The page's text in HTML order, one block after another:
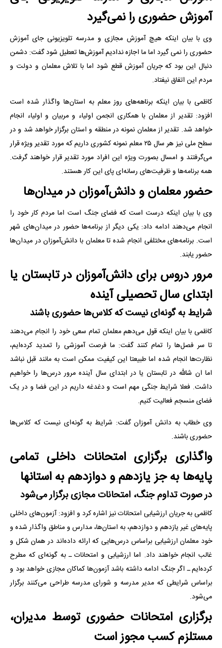
آموزش حضوری را نمی‌گیرد
وی با بیان اینکه هیچ آموزش مجازی و مدرسه تلویزیونی جای آموزش
حضوری را نمی گیرد اما ما اجازه ندادیم آموزش‌ها تعطیل شود گفت: دشمن
دنبال این بود که جریان آموزش قطع شود اما با تلاش معلمان و دولت و
مردم این اتفاق نیفتاد.
کاظمی با بیان اینکه برناهه‌های روز معلم به استان‌ها واگذار شده است
افزود: تقدیر از معلمان با همکاری انجمن اولیاء و مربیان و اولیاء انجام
خواهد شد. تقدیر از معلمان نمونه در منطقه و استان برگزار خواهد شد و در
سطح ملی نیز هر سال ۲۵ معلم نمونه کشوری داریم که مورد تقدیر ویژه قرار
می‌گرفتند و امسال بصورت ویژه این افراد مورد تقدیر قرار خواهند گرفت.
همه برنامه‌ها و ظرفیت‌های رسانه‌ای پای این کار هستند.
حضور معلمان و دانش‌آموزان در میدان‌ها
وی با بیان اینکه درست است که فضای جنگ است اما مردم کار خود را
انجام می‌دهند ادامه داد: یکی دیگر از برنامه‌ها حضور در میدان‌های شهر
است. برنامه‌های مختلفی انجام شده تا معلمان با دانش‌آموزان در میدان‌ها
حضور یابند.
مرور دروس برای دانش‌آموزان در تابستان یا
ابتدای سال تحصیلی آینده
شرایط به گونه‌ای نیست که کلاس‌ها حضوری باشند
کاظمی با بیان اینکه قول می‌دهم معلمان تمام سعی خود را انجام می‌دهند
تا سر فصل‌ها را تمام کنند گفت: ما فرصت آموزشی را تمدید کرده‌ایم،
نظارت‌ها انجام شده اما طبیعتا این کیفیت ممکن است به مانند قبل نباشد
اما ان شالله در تابستان یا در ابتدای سال آینده مرور درس‌ها را خواهیم
داشت. فعلا شرایط جنگی مهم است و دغدغه داریم در این فضا و در یک
فضای منسجم فعالیت کنیم.
وی خطاب به دانش آموزان گفت: شرایط به گونه‌ای نیست که کلاس‌ها
حضوری باشند.
واگذاری برگزاری امتحانات داخلی تمامی
پایه‌ها به جز یازدهم و دوازدهم به استانها
در صورت تداوم جنگ، امتحانات مجازی برگزار می‌شود
کاظمی به جریان ارزشیابی امتحانات نیز اشاره کرد و افزود: آزمون‌های داخلی
پایه‌های غیر یازدهم و دوازدهم، به استان‌ها، مدارس و مناطق واگذار شده و
خود معلمان ارزشیابی براساس درس‌هایی که ارائه داده‌اند در همان شکل و
غالب انجام خواهند داد. اما ارزشیابی و امتحانات ـ به گونه‌ای که مطرح
کرده‌ایم ـ اگر جنگ ادامه داشته باشد آزمون‌ها کماکان مجازی خواهد بود و
براساس شرایطی که مدیر مدرسه و شورای مدرسه طراحی می‌کنند برگزار
می‌شود.
برگزاری امتحانات حضوری توسط مدیران،
مستلزم کسب مجوز است